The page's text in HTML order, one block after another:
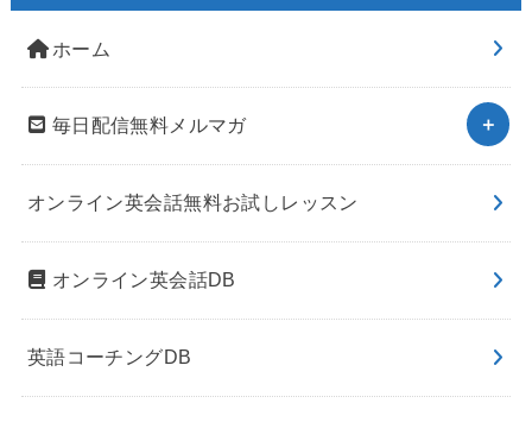
ホーム
毎日配信無料メルマガ
オンライン英会話無料お試しレッスン
オンライン英会話DB
英語コーチングDB